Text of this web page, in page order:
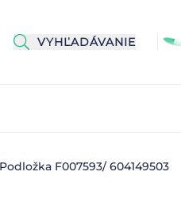
VYHĽADÁVANIE
Podložka F007593/ 604149503